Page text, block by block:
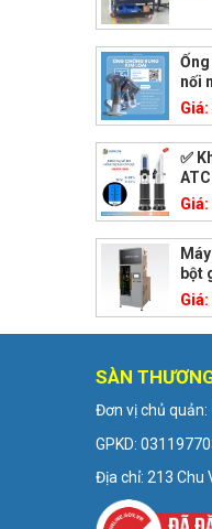
nối
Giá:
✅
Giá:
bột
Giá:
SÀN
Đơn vị chủ quản:
GPKD:
Địa chỉ: 213 Chu